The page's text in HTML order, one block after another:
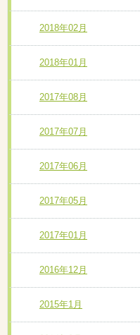
2018年02月
2018年01月
2017年08月
2017年07月
2017年06月
2017年05月
2017年01月
2016年12月
2015年1月